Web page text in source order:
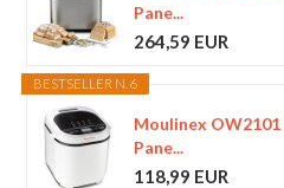
Pane...
264,59 EUR
BESTSELLER N. 6
Moulinex
Pane...
118,99 EUR